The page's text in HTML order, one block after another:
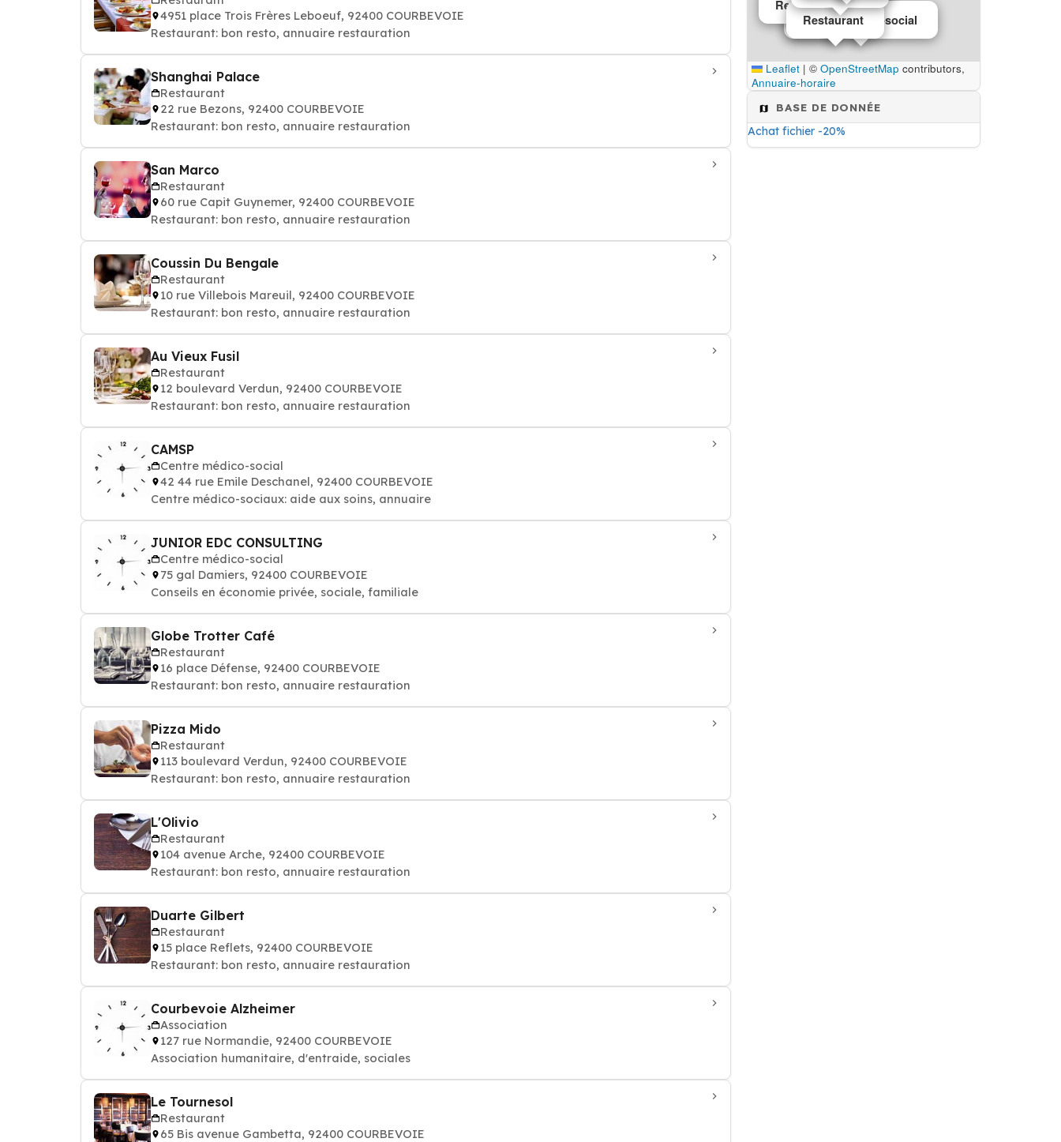
4951 place Trois Frères Leboeuf, 92400 COURBEVOIE
Restaurant: bon resto, annuaire restauration
Shanghai Palace
Restaurant
22 rue Bezons, 92400 COURBEVOIE
Restaurant: bon resto, annuaire restauration
San Marco
Restaurant
60 rue Capit Guynemer, 92400 COURBEVOIE
Restaurant: bon resto, annuaire restauration
Coussin Du Bengale
Restaurant
10 rue Villebois Mareuil, 92400 COURBEVOIE
Restaurant: bon resto, annuaire restauration
Au Vieux Fusil
Restaurant
12 boulevard Verdun, 92400 COURBEVOIE
Restaurant: bon resto, annuaire restauration
CAMSP
Centre médico-social
42 44 rue Emile Deschanel, 92400 COURBEVOIE
Centre médico-sociaux: aide aux soins, annuaire
JUNIOR EDC CONSULTING
Centre médico-social
75 gal Damiers, 92400 COURBEVOIE
Conseils en économie privée, sociale, familiale
Globe Trotter Café
Restaurant
16 place Défense, 92400 COURBEVOIE
Restaurant: bon resto, annuaire restauration
Pizza Mido
Restaurant
113 boulevard Verdun, 92400 COURBEVOIE
Restaurant: bon resto, annuaire restauration
L'Olivio
Restaurant
104 avenue Arche, 92400 COURBEVOIE
Restaurant: bon resto, annuaire restauration
Duarte Gilbert
Restaurant
15 place Reflets, 92400 COURBEVOIE
Restaurant: bon resto, annuaire restauration
Courbevoie Alzheimer
Association
127 rue Normandie, 92400 COURBEVOIE
Association humanitaire, d'entraide, sociales
Le Tournesol
Restaurant
65 Bis avenue Gambetta, 92400 COURBEVOIE
Centre médico-social
Restaurant
Restaurant
Leaflet | © OpenStreetMap contributors,
Annuaire-horaire
BASE DE DONNÉE
Achat fichier -20%